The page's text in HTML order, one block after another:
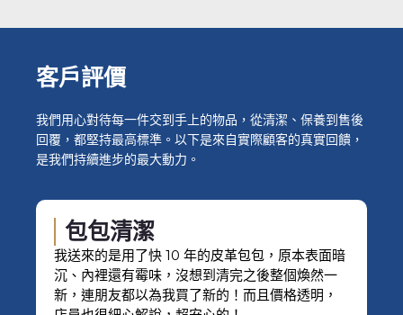
客戶評價
我們用心對待每一件交到手上的物品，從清潔、保養到售後
回覆，都堅持最高標準。以下是來自實際顧客的真實回饋，
是我們持續進步的最大動力。
鞋子清潔
我的白色球鞋沾滿泥巴，自己怎麼刷都刷不乾
淨，交給他們後幾天就收到乾淨又除臭的鞋子，
連鞋帶都幫我處理得很好，覺得超值！